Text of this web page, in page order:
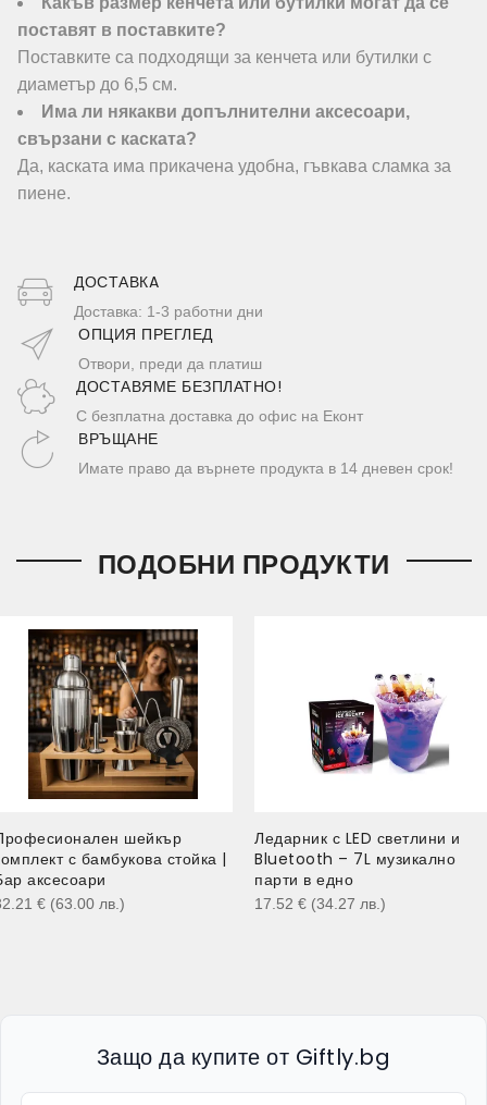
поставят в поставките?
Поставките са подходящи за кенчета или бутилки с
диаметър до 6,5 см.
Има ли някакви допълнителни аксесоари,
свързани с каската?
Да, каската има прикачена удобна, гъвкава сламка за
пиене.
ДОСТАВКA
Доставка: 1-3 работни дни
ОПЦИЯ ПРЕГЛЕД
Отвори, преди да платиш
ДОСТАВЯМЕ БЕЗПЛАТНО!
С безплатна доставка до офис на Еконт
ВРЪЩАНЕ
Имате право да върнете продукта в 14 дневен срок!
ПОДОБНИ ПРОДУКТИ
шейкър
с бамбукова стойка |
аксесоари
€ (63.00 лв. )
Ледарник с LED светлини и
Bluetooth – 7L музикално
парти в едно
17.52 € (34.27 лв. )
Защо да купите от Giftly.bg